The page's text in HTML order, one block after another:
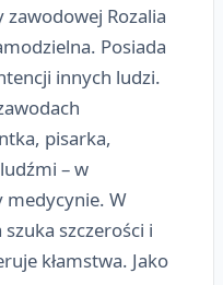
Rozalia
Posiada
innych ludzi.
pisarka,
– w
medycynie. W
szczerości i
kłamstwa. Jako